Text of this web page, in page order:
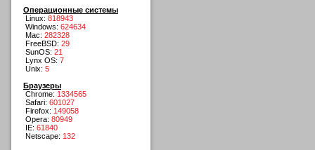
Операционные системы
Linux: 818943
Windows: 624634
Mac: 282328
FreeBSD: 29
SunOS: 21
Lynx OS: 7
Unix: 5
Браузеры
Chrome: 1334565
Safari: 601027
Firefox: 149058
Opera: 80949
IE: 61840
Netscape: 132